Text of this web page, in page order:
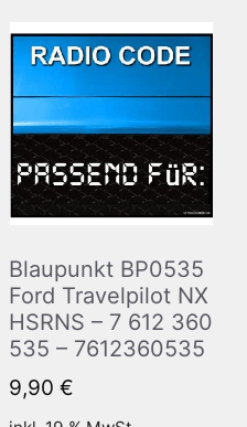
Blaupunkt BP0535
Ford Travelpilot NX
HSRNS – 7 612 360
535 – 7612360535
9,90 €